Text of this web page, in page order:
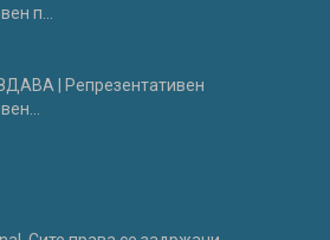
п...
| Репрезентативен